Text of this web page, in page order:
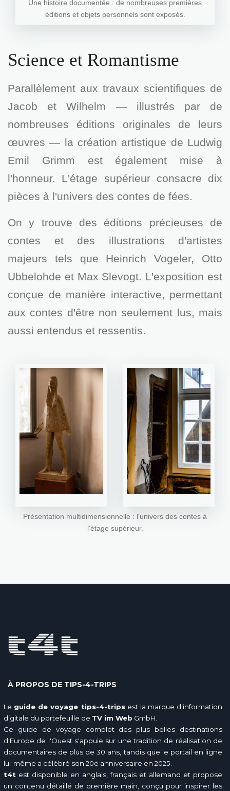
Une histoire documentée : de nombreuses premières
éditions et objets personnels sont exposés.
Science et Romantisme
Parallèlement aux travaux scientifiques de
Jacob et Wilhelm — illustrés par de
nombreuses éditions originales de leurs
œuvres — la création artistique de Ludwig
Emil Grimm est également mise à
l'honneur. L'étage supérieur consacre dix
pièces à l'univers des contes de fées.
On y trouve des éditions précieuses de
contes et des illustrations d'artistes
majeurs tels que Heinrich Vogeler, Otto
Ubbelohde et Max Slevogt. L'exposition est
conçue de manière interactive, permettant
aux contes d'être non seulement lus, mais
aussi entendus et ressentis.
Présentation multidimensionnelle : l'univers des contes à
l'étage supérieur.
À PROPOS DE TIPS-4-TRIPS
Le guide de voyage tips-4-tripsest la marque d'information
digitale du portefeuille de TV im Web GmbH.
Ce guide de voyage complet des plus belles destinations
d'Europe de l'Ouest s'appuie sur une tradition de réalisation de
documentaires de plus de 30 ans, tandis que le portail en ligne
lui-même a célébré son 20e anniversaire en 2025.
t4t est disponible en anglais, français et allemand et propose
un contenu détaillé de première main, conçu pour inspirer les